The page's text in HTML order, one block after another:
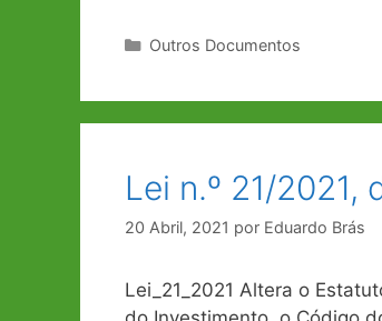
Categorias
Outros Documentos
Lei n.º 21/2021,
20 Abril, 2021 por Eduardo Brás
Lei_21_2021 Altera o